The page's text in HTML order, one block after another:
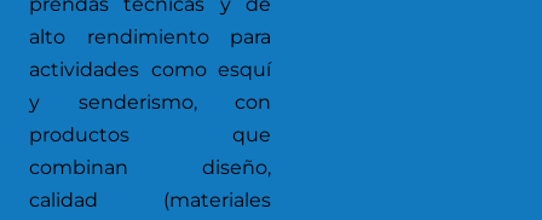
alto rendimiento para
actividades como esquí
y senderismo, con
productos que
combinan diseño,
calidad (materiales